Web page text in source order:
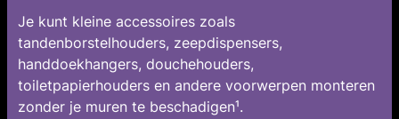
Je kunt kleine accessoires zoals
tandenborstelhouders, zeepdispensers,
handdoekhangers, douchehouders,
toiletpapierhouders en andere voorwerpen monteren
zonder je muren te beschadigen¹.